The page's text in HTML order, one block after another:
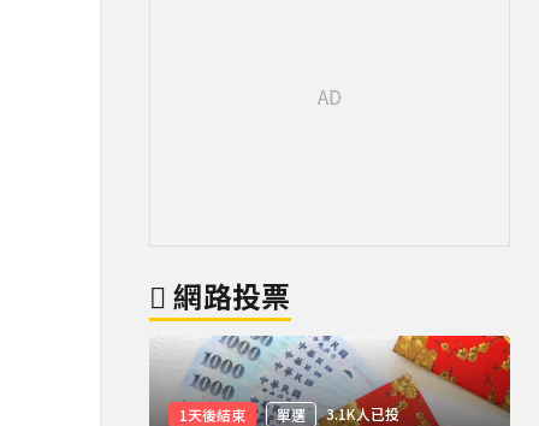
網路投票
1天後結束 單選 3.1K人已投